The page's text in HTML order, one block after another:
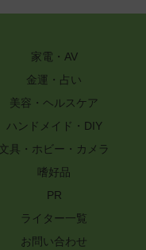
家電・AV
金運・占い
美容・ヘルスケア
ハンドメイド・DIY
文具・ホビー・カメラ
嗜好品
PR
ライター一覧
お問い合わせ